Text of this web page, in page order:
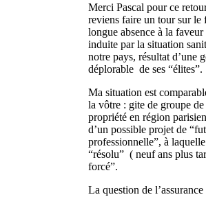
Merci Pascal pour ce
reviens faire un tour sur le
longue absence à la
induite par la situation
notre pays, résultat d’une
déplorable de ses “élites”.
Ma situation est
la vôtre : gite de groupe
propriété en région
d’un possible projet de
professionnelle”, à
“résolu” ( neuf ans plus
forcé”.
La question de